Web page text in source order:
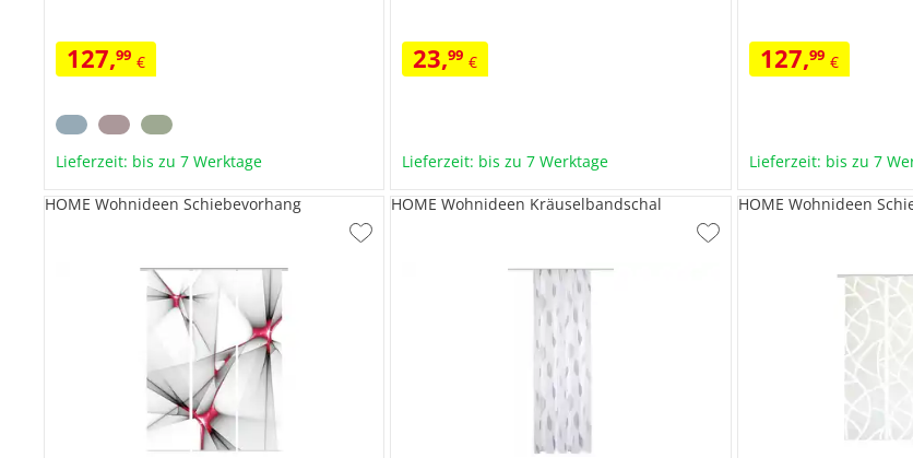
127,99 €
Lieferzeit: bis zu 7 Werktage
23,99 €
Lieferzeit: bis zu 7 Werktage
127,99 €
Lieferzeit: bis zu 7
HOME Wohnideen Schiebevorhang HOME Wohnideen Kräuselbandschal HOME Wohnideen